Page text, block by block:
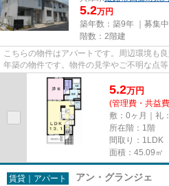
5.2万円
築年数：築9年 ｜募集中
階数：2階建
こちらの物件はアパートです。周辺環境も
年築の物件です。物件の見学やご不明な点
ちスタッフ一同、物件探しの...
5.2万円
(管理費・共益
敷：0ヶ月｜礼
所在階：1階
間取り：1LDK
面積：45.09㎡
賃貸｜アパート アン・グランジェ